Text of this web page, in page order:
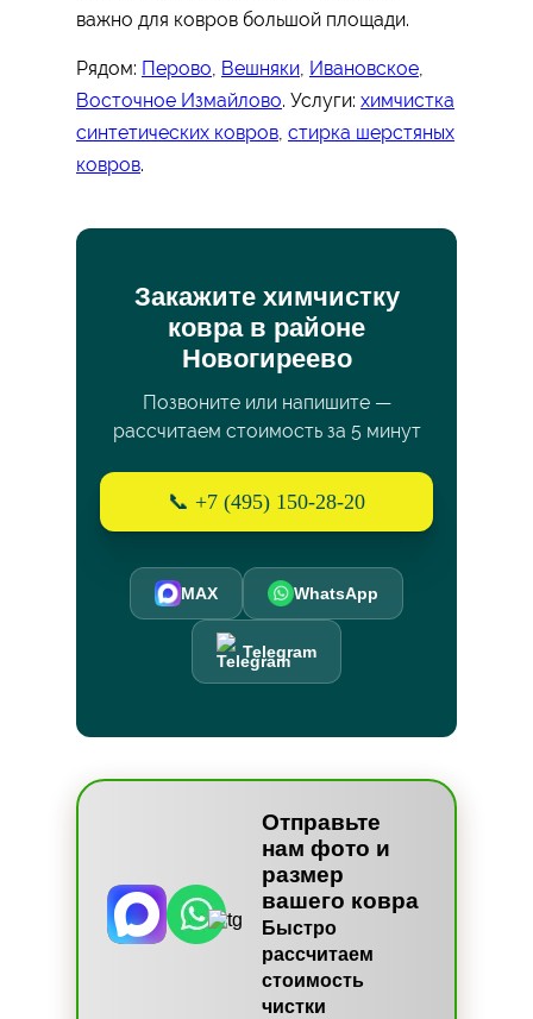
важно для ковров большой площади.
Рядом: Перово Вешняки Ивановское
Восточное Измайлово. Услуги: химчистка
синтетических ковров стирка шерстяных
ковров.
Закажите химчистку
ковра в районе
Новогиреево
Позвоните или напишите —
рассчитаем стоимость за 5 минут
📞 +7 (495) 150-28-20
MAX WhatsApp
Telegram
Отправьте
нам фото и
размер
вашего ковра
Быстро
рассчитаем
стоимость
чистки